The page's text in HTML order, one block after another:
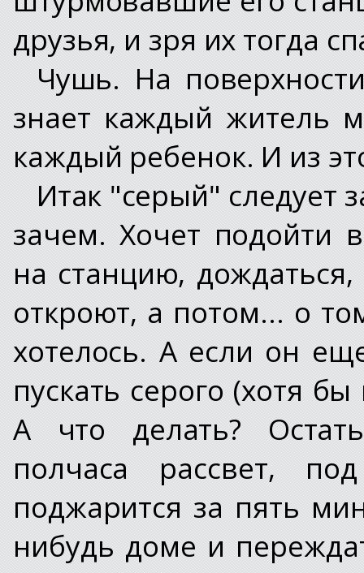
друзья, и зря их тогда
Чушь. На
знает каждый житель
каждый ребенок. И из
Итак "серый" следует
зачем. Хочет подойти
на станцию,
откроют, а потом... о
хотелось. А если он
пускать серого (хотя
А что делать?
полчаса рассвет,
поджарится за пять
нибудь доме и